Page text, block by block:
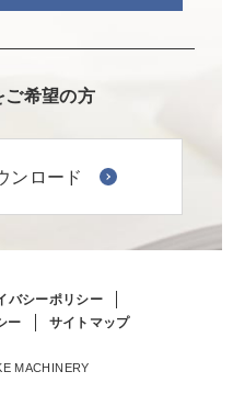
ご希望の方
ンロード
バシーポリシー
ー
サイトマップ
MACHINERY